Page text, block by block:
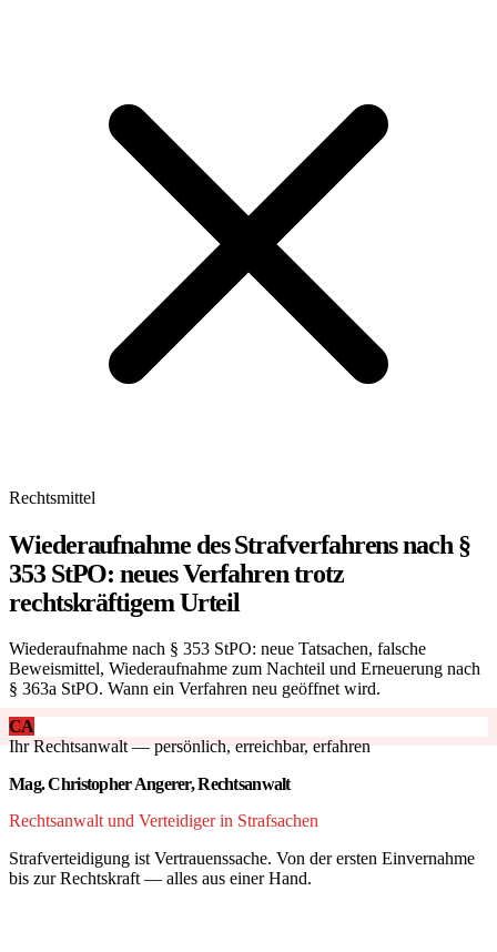
Rechtsmittel
Wiederaufnahme des Strafverfahrens nach §
353 StPO: neues Verfahren trotz
rechtskräftigem Urteil
Wiederaufnahme nach § 353 StPO: neue Tatsachen, falsche
Beweismittel, Wiederaufnahme zum Nachteil und Erneuerung nach
§ 363a StPO. Wann ein Verfahren neu geöffnet wird.
CA
Ihr Rechtsanwalt — persönlich, erreichbar, erfahren
Mag. Christopher Angerer, Rechtsanwalt
Rechtsanwalt und Verteidiger in Strafsachen
Strafverteidigung ist Vertrauenssache. Von der ersten Einvernahme
bis zur Rechtskraft — alles aus einer Hand.